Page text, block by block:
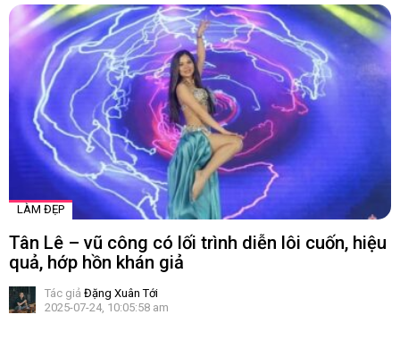
LÀM ĐẸP
Tân Lê – vũ công có lối trình diễn lôi cuốn, hiệu
quả, hớp hồn khán giả
Tác giả Đặng Xuân Tới
2025-07-24, 10:05:58 am